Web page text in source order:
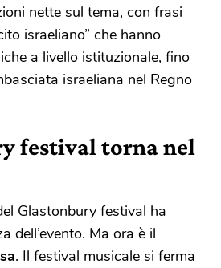
nette sul tema, con frasi
israeliano” che hanno
a livello istituzionale, fino
israeliana nel Regno
festival torna nel
Glastonbury festival ha
dell’evento. Ma ora è il
. Il festival musicale si ferma